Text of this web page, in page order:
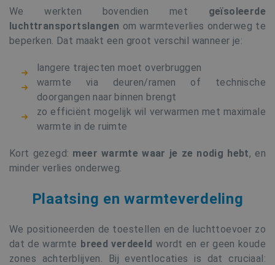
We werkten bovendien met geïsoleerde
luchttransportslangen om warmteverlies onderweg te
beperken. Dat maakt een groot verschil wanneer je:
langere trajecten moet overbruggen
warmte via deuren/ramen of technische
doorgangen naar binnen brengt
zo efficiënt mogelijk wil verwarmen met maximale
warmte in de ruimte
Kort gezegd: meer warmte waar je ze nodig hebt, en
minder verlies onderweg.
Plaatsing en warmteverdeling
We positioneerden de toestellen en de luchttoevoer zo
dat de warmte breed verdeeld wordt en er geen koude
zones achterblijven. Bij eventlocaties is dat cruciaal: